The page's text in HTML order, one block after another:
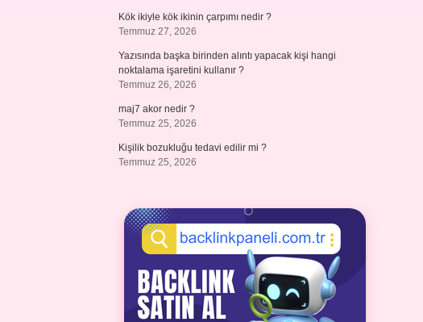
Kök ikiyle kök ikinin çarpımı nedir ?
Temmuz 27, 2026
Yazısında başka birinden alıntı yapacak kişi hangi
noktalama işaretini kullanır ?
Temmuz 26, 2026
maj7 akor nedir ?
Temmuz 25, 2026
Kişilik bozukluğu tedavi edilir mi ?
Temmuz 25, 2026